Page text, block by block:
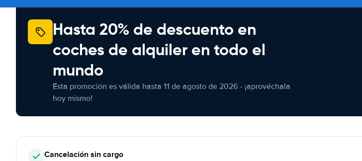
Hasta 20% de descuento en
coches de alquiler en todo el
mundo
Esta promoción es válida hasta 11 de agosto de 2026 - ¡aprovéchala
hoy mismo!
Cancelaciónsin cargo